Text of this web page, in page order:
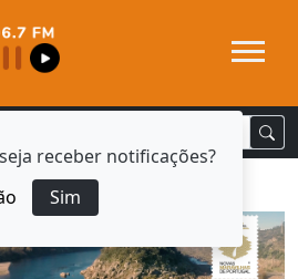
receber notificações?
Sim